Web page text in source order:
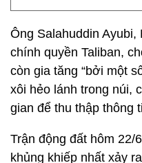
Ông Salahuddin
chính quyền Taliban,
còn gia tăng “bởi một
xôi hẻo lánh trong núi,
gian để thu thập thông
Trận động đất hôm 22/
khủng khiếp nhất xảy